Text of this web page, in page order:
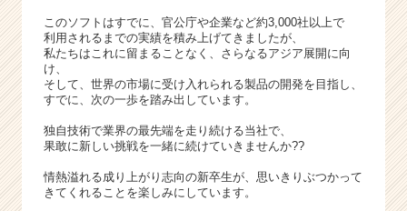
e
r
C
a
r
e
このソフトはすでに、官公庁や企業など約3,000社以上で
利用されるまでの実績を積み上げてきましたが、
私たちはこれに留まることなく、さらなるアジア展開に向
け、
そして、世界の市場に受け入れられる製品の開発を目指し、
すでに、次の一歩を踏み出しています。
独自技術で業界の最先端を走り続ける当社で、
果敢に新しい挑戦を一緒に続けていきませんか??
情熱溢れる成り上がり志向の新卒生が、思いきりぶつかって
きてくれることを楽しみにしています。